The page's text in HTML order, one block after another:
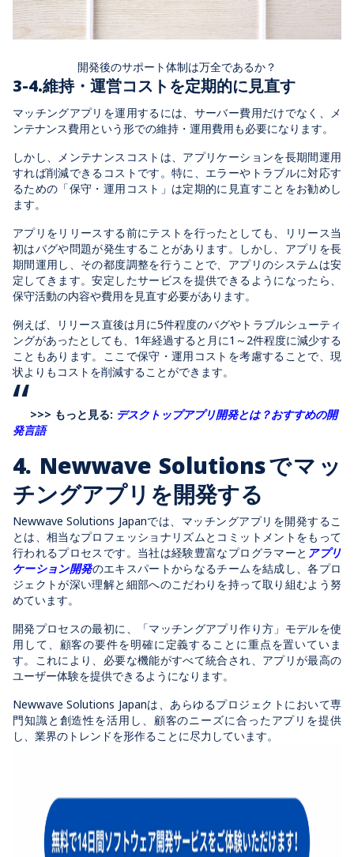
開発後のサポート体制は万全であるか？
3-4.維持・運営コストを定期的に見直す
マッチングアプリを運用するには、サーバー費用だけでなく、メ
ンテナンス費用という形での維持・運用費用も必要になります。
しかし、メンテナンスコストは、アプリケーションを長期間運用
すれば削減できるコストです。特に、エラーやトラブルに対応す
るための「保守・運用コスト」は定期的に見直すことをお勧めし
ます。
アプリをリリースする前にテストを行ったとしても、リリース当
初はバグや問題が発生することがあります。しかし、アプリを長
期間運用し、その都度調整を行うことで、アプリのシステムは安
定してきます。安定したサービスを提供できるようになったら、
保守活動の内容や費用を見直す必要があります。
例えば、リリース直後は月に5件程度のバグやトラブルシューティ
ングがあったとしても、1年経過すると月に1～2件程度に減少する
こともあります。ここで保守・運用コストを考慮することで、現
状よりもコストを削減することができます。
>>> もっと見る: デスクトップアプリ開発とは？おすすめの開
発言語
4. Newwave Solutionsでマッ
チングアプリを開発する
Newwave Solutions Japanでは、マッチングアプリを開発するこ
とは、相当なプロフェッショナリズムとコミットメントをもって
行われるプロセスです。当社は経験豊富なプログラマーと アプリ
ケーション開発のエキスパートからなるチームを結成し、各プロ
ジェクトが深い理解と細部へのこだわりを持って取り組むよう努
めています。
開発プロセスの最初に、「マッチングアプリ作り方」モデルを使
用して、顧客の要件を明確に定義することに重点を置いていま
す。これにより、必要な機能がすべて統合され、アプリが最高の
ユーザー体験を提供できるようになります。
Newwave Solutions Japanは、あらゆるプロジェクトにおいて専
門知識と創造性を活用し、顧客のニーズに合ったアプリを提供
し、業界のトレンドを形作ることに尽力しています。